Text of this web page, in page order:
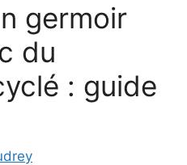
germoir
du
: guide